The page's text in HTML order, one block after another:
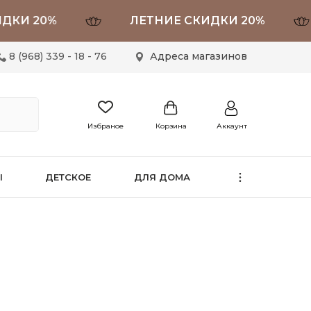
ЛЕТНИЕ СКИДКИ 20%
Адреса магазинов
8 (968) 339 - 18 - 76
ДЕТСКОЕ ДЛЯ ДОМА
Аккаунт
Корзина
Избраное